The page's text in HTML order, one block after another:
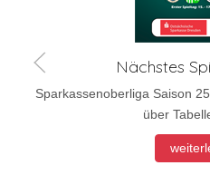
Nächstes
Sparkassenoberliga Saison
über